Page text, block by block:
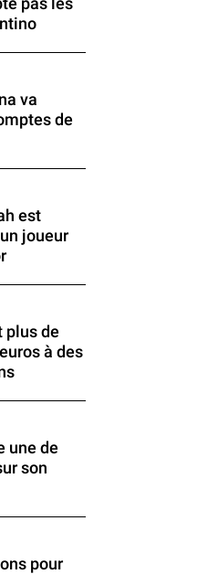
pas les
va
de
est
joueur
plus de
à des
une de
son
pour